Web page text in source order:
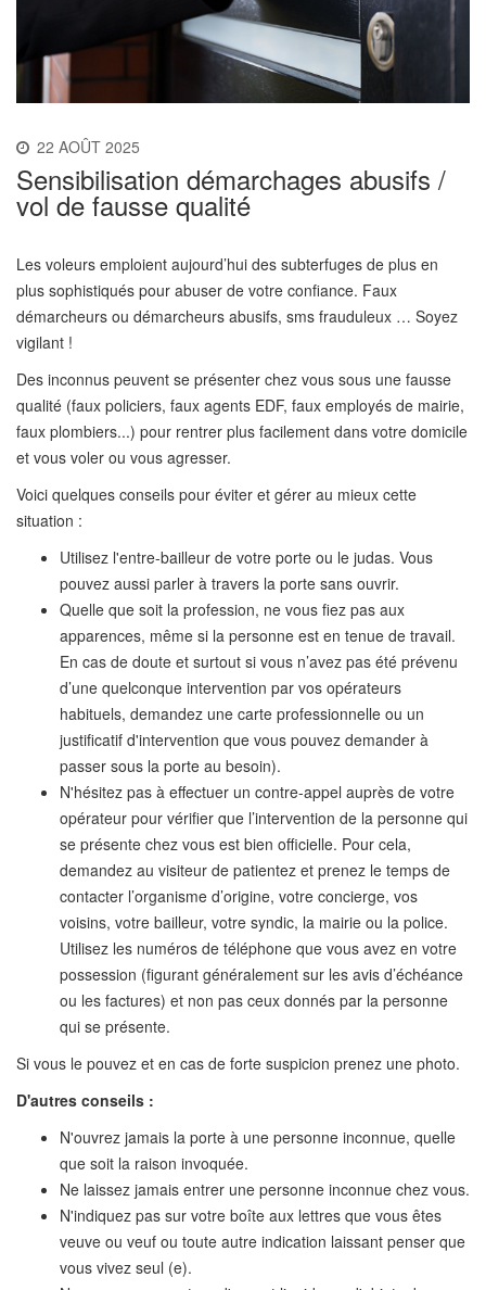
22 AOÛT 2025
Sensibilisation démarchages abusifs /
vol de fausse qualité́
Les voleurs emploient aujourd’hui des subterfuges de plus en
plus sophistiqués pour abuser de votre confiance. Faux
démarcheurs ou démarcheurs abusifs, sms frauduleux … Soyez
vigilant !
Des inconnus peuvent se présenter chez vous sous une fausse
qualité (faux policiers, faux agents EDF, faux employés de mairie,
faux plombiers...) pour rentrer plus facilement dans votre domicile
et vous voler ou vous agresser.
Voici quelques conseils pour éviter et gérer au mieux cette
situation :
Utilisez l'entre-bailleur de votre porte ou le judas. Vous
pouvez aussi parler à travers la porte sans ouvrir.
Quelle que soit la profession, ne vous fiez pas aux
apparences, même si la personne est en tenue de travail.
En cas de doute et surtout si vous n’avez pas été prévenu
d’une quelconque intervention par vos opérateurs
habituels, demandez une carte professionnelle ou un
justificatif d'intervention que vous pouvez demander à
passer sous la porte au besoin).
N'hésitez pas à effectuer un contre-appel auprès de votre
opérateur pour vérifier que l’intervention de la personne qui
se présente chez vous est bien officielle. Pour cela,
demandez au visiteur de patientez et prenez le temps de
contacter l’organisme d’origine, votre concierge, vos
voisins, votre bailleur, votre syndic, la mairie ou la police.
Utilisez les numéros de téléphone que vous avez en votre
possession (figurant généralement sur les avis d’échéance
ou les factures) et non pas ceux donnés par la personne
qui se présente.
Si vous le pouvez et en cas de forte suspicion prenez une photo.
D'autres conseils :
N'ouvrez jamais la porte à une personne inconnue, quelle
que soit la raison invoquée.
Ne laissez jamais entrer une personne inconnue chez vous.
N'indiquez pas sur votre boîte aux lettres que vous êtes
veuve ou veuf ou toute autre indication laissant penser que
vous vivez seul (e).